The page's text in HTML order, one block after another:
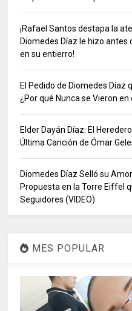
¡Rafael Santos destapa la
Diomedes Díaz le hizo antes
en su entierro!
El Pedido de Diomedes Díaz
¿Por qué Nunca se Vieron en
Elder Dayán Díaz: El
Última Canción de Ómar
Diomedes Díaz Selló su
Propuesta en la Torre Eiffel
Seguidores (VIDEO)
MES POPULAR